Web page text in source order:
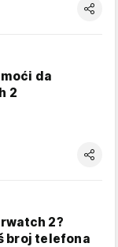
da
2
2?
broj telefona